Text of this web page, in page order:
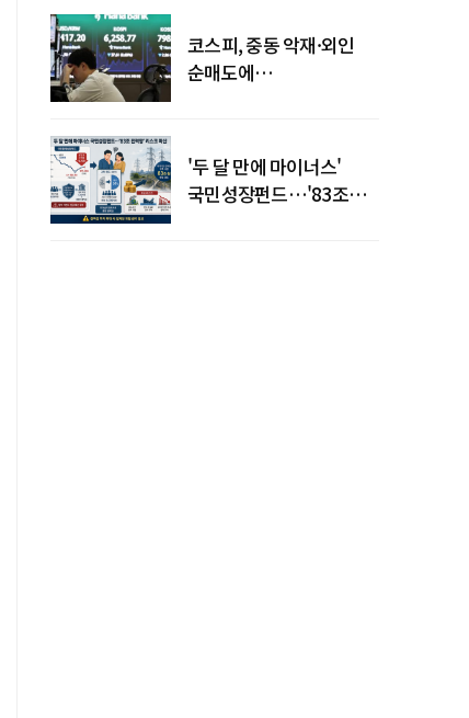
코스피, 중동 악재·외인
순매도에
'두 달 만에 마이너스'
국민성장펀드…'83조